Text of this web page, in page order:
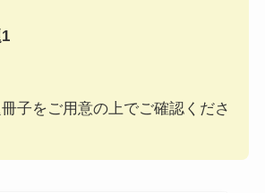
子をご用意の上でご確認くださ